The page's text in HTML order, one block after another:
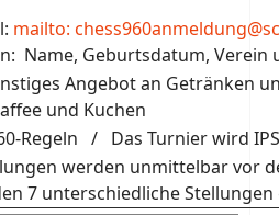
mailto:
Name, Geburtsdatum, Verein
Angebot an Getränken
und Kuchen
Regeln / Das Turnier wird
werden unmittelbar vor
7 unterschiedliche